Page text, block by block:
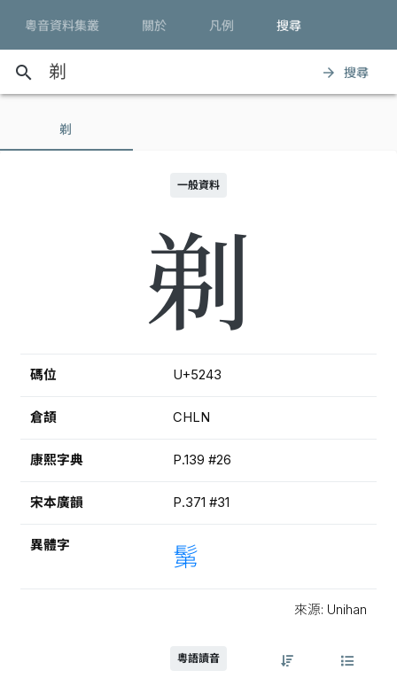
粵音資料集叢 關於 凡例 搜尋
search arrow_forward 搜尋
剃
一般資料
剃
碼位 U+5243
倉頡 CHLN
康熙字典 P.139 #26
宋本廣韻 P.371 #31
異體字 鬀
來源: Unihan
粵語讀音